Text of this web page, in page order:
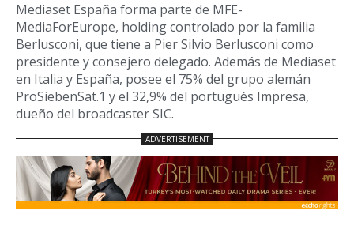
Mediaset España forma parte de MFE-
MediaForEurope, holding controlado por la familia
Berlusconi, que tiene a Pier Silvio Berlusconi como
presidente y consejero delegado. Además de Mediaset
en Italia y España, posee el 75% del grupo alemán
ProSiebenSat.1 y el 32,9% del portugués Impresa,
dueño del broadcaster SIC.